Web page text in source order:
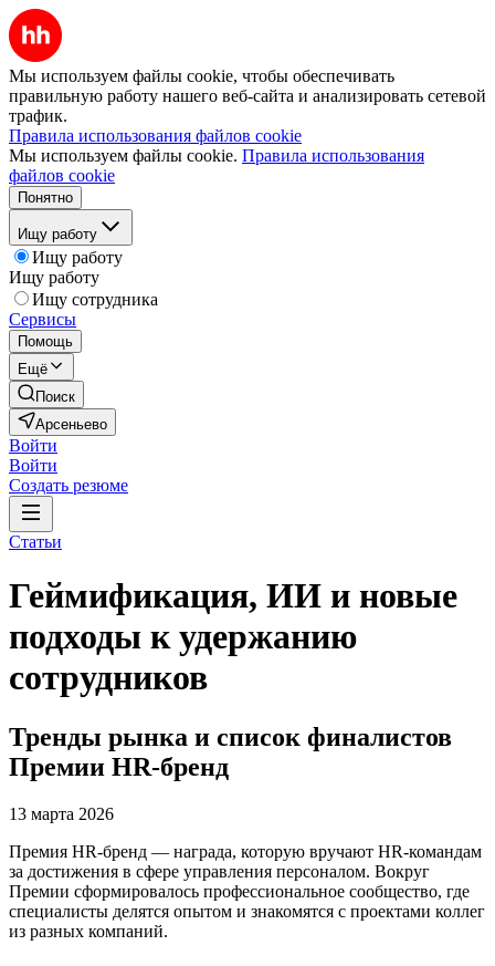
Мы используем файлы cookie, чтобы обеспечивать
правильную работу нашего веб-сайта и анализировать сетевой
трафик.
Правила использования файлов cookie
Мы используем файлы cookie. Правила использования
файлов cookie
Понятно
Ищу работу
Ищу работу
Ищу работу
Ищу сотрудника
Сервисы
Помощь
Ещё
Поиск
Арсеньево
Войти
Войти
Создать резюме
Статьи
Геймификация, ИИ и новые
подходы к удержанию
сотрудников
Тренды рынка и список финалистов
Премии HR-бренд
13 марта 2026
Премия HR-бренд — награда, которую вручают HR-командам
за достижения в сфере управления персоналом. Вокруг
Премии сформировалось профессиональное сообщество, где
специалисты делятся опытом и знакомятся с проектами коллег
из разных компаний.